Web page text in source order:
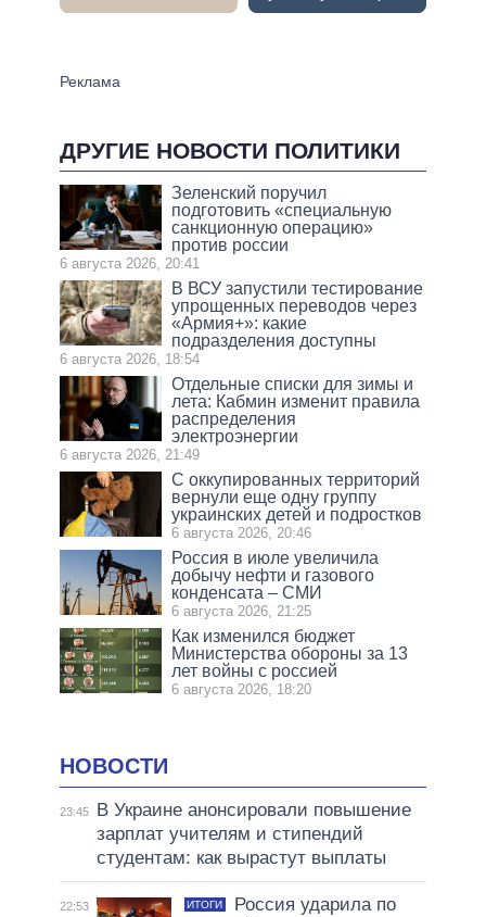
ДРУГИЕ НОВОСТИ ПОЛИТИКИ
Зеленский поручил
подготовить «специальную
санкционную операцию»
против россии
6 августа 2026, 20:41
В ВСУ запустили тестирование
упрощенных переводов через
«Армия+»: какие
подразделения доступны
6 августа 2026, 18:54
Отдельные списки для зимы и
лета: Кабмин изменит правила
распределения
электроэнергии
6 августа 2026, 21:49
С оккупированных территорий
вернули еще одну группу
украинских детей и подростков
6 августа 2026, 20:46
Россия в июле увеличила
добычу нефти и газового
конденсата – СМИ
6 августа 2026, 21:25
Как изменился бюджет
Министерства обороны за 13
лет войны с россией
6 августа 2026, 18:20
НОВОСТИ
23:45
В Украине анонсировали повышение
зарплат учителям и стипендий
студентам: как вырастут выплаты
22:53 ИТОГИ
Россия ударила по